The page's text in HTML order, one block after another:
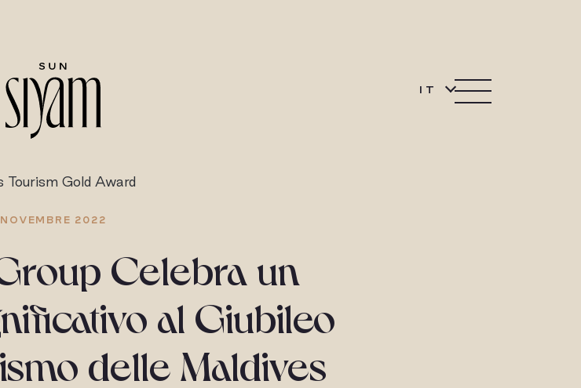
IT
Tourism Gold Award
NOVEMBRE 2022
Celebra un
al Giubileo
delle Maldives